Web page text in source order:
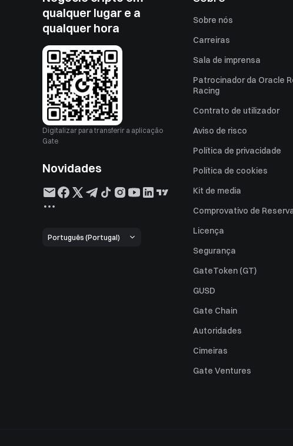
qualquer lugar e a
qualquer hora
Digitalizar para transferir a aplicação
Gate
Novidades
Português (Portugal)
Sobre nós
Carreiras
Sala de imprensa
Patrocinador da Oracle
Racing
Contrato de utilizador
Aviso de risco
Política de privacidade
Política de cookies
Kit de media
Comprovativo de
Licença
Segurança
GateToken (GT)
GUSD
Gate Chain
Autoridades
Cimeiras
Gate Ventures